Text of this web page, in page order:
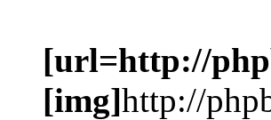
[url=http://
[img]http://